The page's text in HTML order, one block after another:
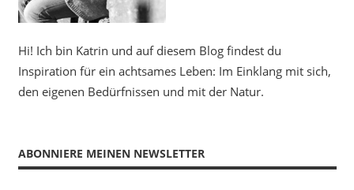
Hi! Ich bin Katrin und auf diesem Blog findest du
Inspiration für ein achtsames Leben: Im Einklang mit sich,
den eigenen Bedürfnissen und mit der Natur.
ABONNIERE MEINEN NEWSLETTER